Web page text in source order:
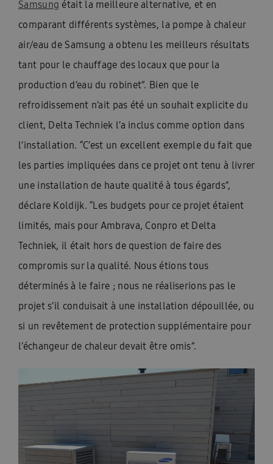
Samsung était la meilleure alternative, et en
comparant différents systèmes, la pompe à chaleur
air/eau de Samsung a obtenu les meilleurs résultats
tant pour le chauffage des locaux que pour la
production d’eau du robinet”. Bien que le
refroidissement n’ait pas été un souhait explicite du
client, Delta Techniek l’a inclus comme option dans
l’installation. “C’est un excellent exemple du fait que
les parties impliquées dans ce projet ont tenu à livrer
une installation de haute qualité à tous égards”,
déclare Koldijk. “Les budgets pour ce projet étaient
limités, mais pour Ambrava, Conpro et Delta
Techniek, il était hors de question de faire des
compromis sur la qualité. Nous étions tous
déterminés à le faire ; nous ne réaliserions pas le
projet s’il conduisait à une installation dépouillée, ou
si un revêtement de protection supplémentaire pour
l’échangeur de chaleur devait être omis”.